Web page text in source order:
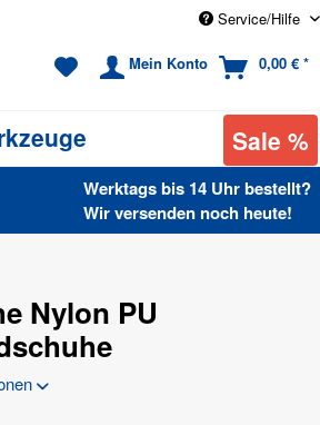
Service/Hilfe
Mein Konto 0,00 € *
Sale %
Werktags bis 14 Uhr bestellt?
Wir versenden noch heute!
Nylon PU